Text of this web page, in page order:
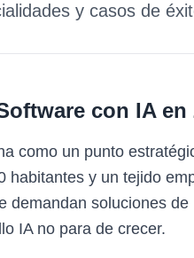
y casos de
con IAen
como un punto
habitantes y un tejido
demandan soluciones
IA no para de crecer.